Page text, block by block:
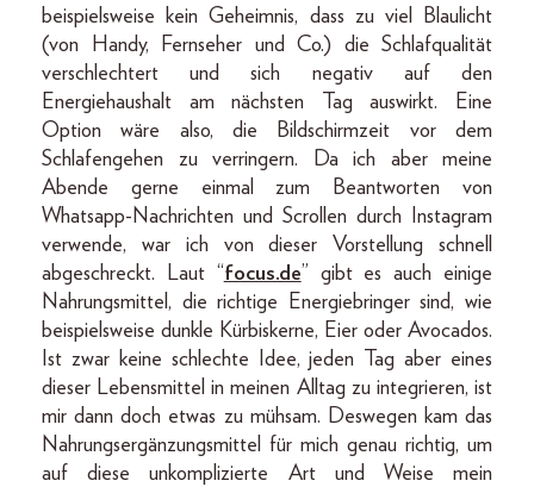
beispielsweise kein Geheimnis, dass zu viel Blaulicht
(von Handy, Fernseher und Co.) die Schlafqualität
verschlechtert und sich negativ auf den
Energiehaushalt am nächsten Tag auswirkt. Eine
Option wäre also, die Bildschirmzeit vor dem
Schlafengehen zu verringern. Da ich aber meine
Abende gerne einmal zum Beantworten von
Whatsapp-Nachrichten und Scrollen durch Instagram
verwende, war ich von dieser Vorstellung schnell
abgeschreckt. Laut “focus.de” gibt es auch einige
Nahrungsmittel, die richtige Energiebringer sind, wie
beispielsweise dunkle Kürbiskerne, Eier oder Avocados.
Ist zwar keine schlechte Idee, jeden Tag aber eines
dieser Lebensmittel in meinen Alltag zu integrieren, ist
mir dann doch etwas zu mühsam. Deswegen kam das
Nahrungsergänzungsmittel für mich genau richtig, um
auf diese unkomplizierte Art und Weise mein